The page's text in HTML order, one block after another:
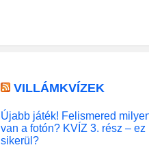
VILLÁMKVÍZEK
Újabb játék! Felismered
van a fotón? KVÍZ 3. rész – ez
sikerül?